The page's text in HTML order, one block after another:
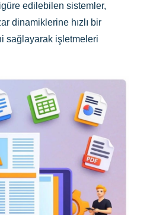
edilebilen sistemler,
dinamiklerine hızlı bir
sağlayarak işletmeleri